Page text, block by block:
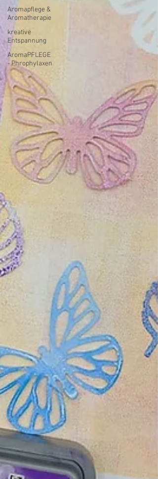
Aromapflege &
Aromatherapie
kreative
Entspannung
AromaPFLEGE
- Phrophylaxen